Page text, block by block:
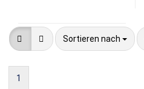
Sortieren nach
Sortieren nach
1